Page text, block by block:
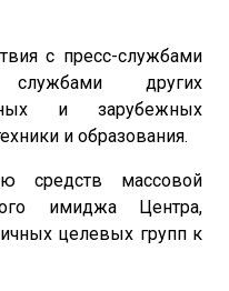
с пресс-службами
других
и зарубежных
и образования.
средств массовой
имиджа Центра,
целевых групп к